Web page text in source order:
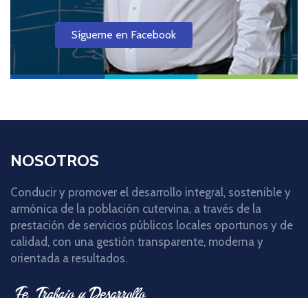
Sígueme en Facebook
NOSOTROS
Conducir y promover el desarrollo integral, sostenible y
armónica de la población cutervina, a través de la
prestación de servicios públicos locales oportunos y de
calidad, con una gestión transparente, moderna y
orientada a resultados.